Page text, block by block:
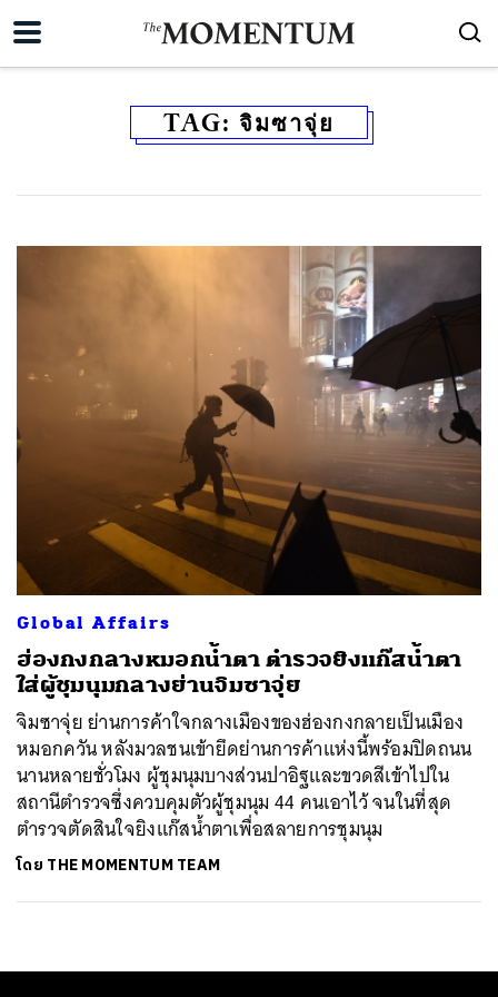
TAG: จิมซาจุ่ย
Global Affairs
ฮ่องกงกลางหมอกน้ำตา ตำรวจยิงแก๊สน้ำตา
ใส่ผู้ชุมนุมกลางย่านจิมซาจุ่ย
จิมซาจุ่ย ย่านการค้าใจกลางเมืองของฮ่องกงกลายเป็นเมือง
หมอกควัน หลังมวลชนเข้ายึดย่านการค้าแห่งนี้พร้อมปิดถนน
นานหลายชั่วโมง ผู้ชุมนุมบางส่วนปาอิฐและขวดสีเข้าไปใน
สถานีตำรวจซึ่งควบคุมตัวผู้ชุมนุม 44 คนเอาไว้ จนในที่สุด
ตำรวจตัดสินใจยิงแก๊สน้ำตาเพื่อสลายการชุมนุม
โดย THE MOMENTUM TEAM
SHARE TWEET LINE EMAIL